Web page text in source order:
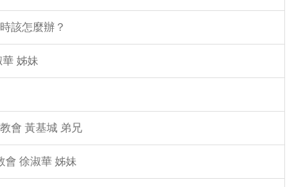
該怎麼辦？
姊妹
會 黃基城 弟兄
會 徐淑華 姊妹